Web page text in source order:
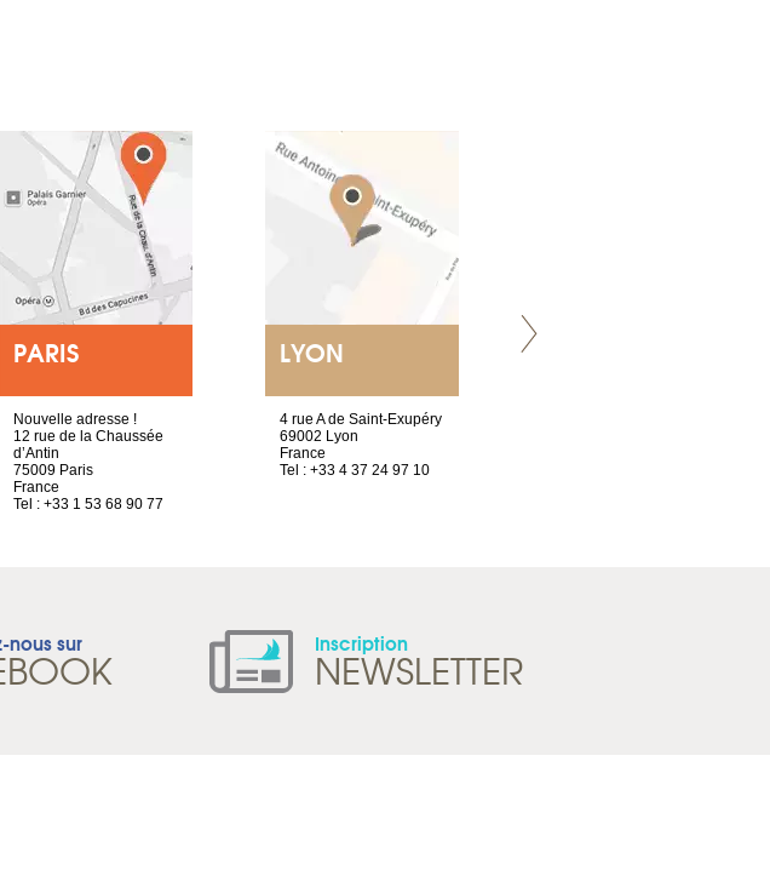
PARIS
Nouvelle adresse !
12 rue de la Chaussée
d’Antin
75009 Paris
France
Tel : +33 1 53 68 90 77
LYON
4 rue A de Saint-Exupéry
69002 Lyon
France
Tel : +33 4 37 24 97 10
nous sur Inscription
NEWSLETTER